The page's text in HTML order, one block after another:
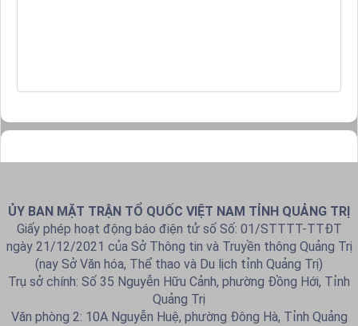
ỦY BAN MẶT TRẬN TỔ QUỐC VIỆT NAM TỈNH QUẢNG TRỊ
Giấy phép hoạt động báo điện tử số Số: 01/STTTT-TTĐT
ngày 21/12/2021 của Sở Thông tin và Truyền thông Quảng Trị
(nay Sở Văn hóa, Thể thao và Du lịch tỉnh Quảng Trị)
Trụ sở chính: Số 35 Nguyễn Hữu Cảnh, phường Đồng Hới, Tỉnh
Quảng Trị
Văn phòng 2: 10A Nguyễn Huệ, phường Đông Hà, Tỉnh Quảng